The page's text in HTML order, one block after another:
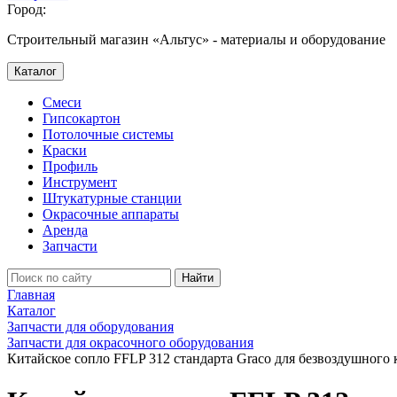
Город:
Строительный магазин «Альтус» - материалы и оборудование
Каталог
Смеси
Гипсокартон
Потолочные системы
Краски
Профиль
Инструмент
Штукатурные станции
Окрасочные аппараты
Аренда
Запчасти
Найти
Главная
Каталог
Запчасти для оборудования
Запчасти для окрасочного оборудования
Китайское сопло FFLP 312 стандарта Graco для безвоздушного